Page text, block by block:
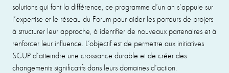
solutions qui font la différence, ce programme d’un an s’appuie sur
l’expertise et le réseau du Forum pour aider les porteurs de projets
à structurer leur approche, à identifier de nouveaux partenaires et à
renforcer leur influence. L’objectif est de permettre aux initiatives
SCUP d’atteindre une croissance durable et de créer des
changements significatifs dans leurs domaines d’action.